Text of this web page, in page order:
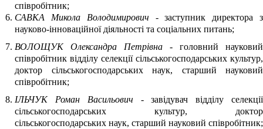
співробітник;
САВКА Микола Володимирович - заступник директора з
науково-інноваційної діяльності та соціальних питань;
ВОЛОЩУК Олександра Петрівна - головний науковий
співробітник відділу селекції сільськогосподарських культур,
доктор сільськогосподарських наук, старший науковий
співробітник;
ІЛЬЧУК Роман Васильович - завідувач відділу селекції
сільськогосподарських культур, доктор
сільськогосподарських наук, старший науковий співробітник;